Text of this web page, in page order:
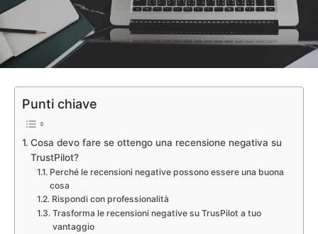
Punti chiave
Cosa devo fare se ottengo una recensione negativa su
TrustPilot?
Perché le recensioni negative possono essere una buona
cosa
Rispondi con professionalità
Trasforma le recensioni negative su TrusPilot a tuo
vantaggio